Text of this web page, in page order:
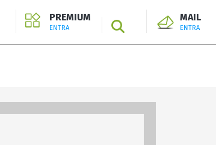
PREMIUM
ENTRA SEARCH
MAIL
ENTRA